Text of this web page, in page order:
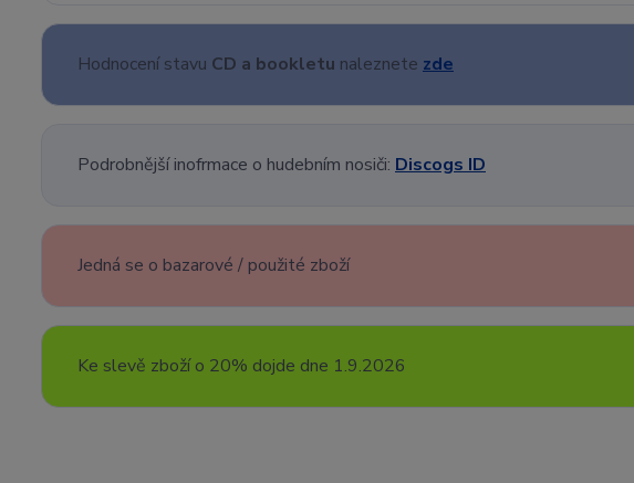
Hodnocení stavu CD a bookletu naleznete zde
Podrobnější inofrmace o hudebním nosiči: Discogs ID
Jedná se o bazarové / použité zboží
Ke slevě zboží o 20% dojde dne 1.9.2026